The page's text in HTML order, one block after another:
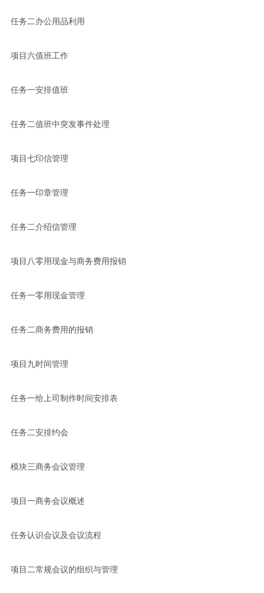
任务二办公用品利用
项目六值班工作
任务一安排值班
任务二值班中突发事件处理
项目七印信管理
任务一印章管理
任务二介绍信管理
项目八零用现金与商务费用报销
任务一零用现金管理
任务二商务费用的报销
项目九时间管理
任务一给上司制作时间安排表
任务二安排约会
模块三商务会议管理
项目一商务会议概述
任务认识会议及会议流程
项目二常规会议的组织与管理